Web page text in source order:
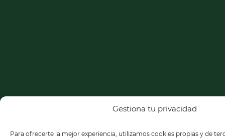
Gestiona tu privacidad
Para ofrecerte la mejor experiencia, utilizamos cookies propias y de